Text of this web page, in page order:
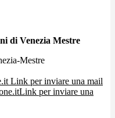
di Venezia Mestre
Mestre
Link per inviare una mail
Link per inviare una